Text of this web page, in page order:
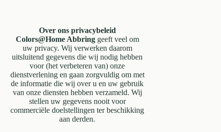
Over ons privacybeleid
Colors@Home Abbringgeeft veel om
uw privacy. Wij verwerken daarom
uitsluitend gegevens die wij nodig hebben
voor (het verbeteren van) onze
dienstverlening en gaan zorgvuldig om met
de informatie die wij over u en uw gebruik
van onze diensten hebben verzameld. Wij
stellen uw gegevens nooit voor
commerciële doelstellingen ter beschikking
aan derden.